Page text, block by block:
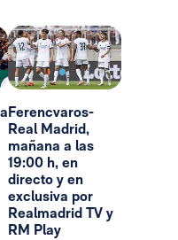
Ferencvaros-
Real Madrid,
mañana a las
19:00 h, en
directo y en
exclusiva por
Realmadrid TV y
RM Play